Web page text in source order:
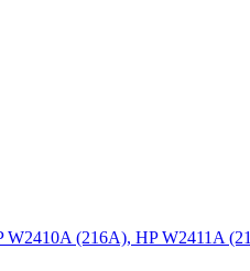
(216A), HP W2411A